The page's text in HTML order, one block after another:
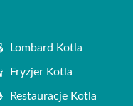
Lombard Kotla
Fryzjer Kotla
Restauracje Kotla